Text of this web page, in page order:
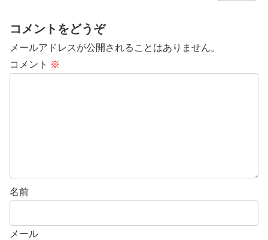
コメントをどうぞ
メールアドレスが公開されることはありません。
コメント ※
名前
メール